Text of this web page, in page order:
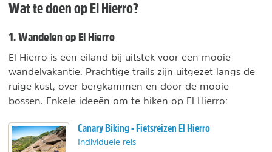
Wat te doen op El Hierro?
1. Wandelen op El Hierro
El Hierro is een eiland bij uitstek voor een mooie
wandelvakantie. Prachtige trails zijn uitgezet langs de
ruige kust, over bergkammen en door de mooie
bossen. Enkele ideeën om te hiken op El Hierro:
Canary Biking - Fietsreizen El Hierro
Individuele reis